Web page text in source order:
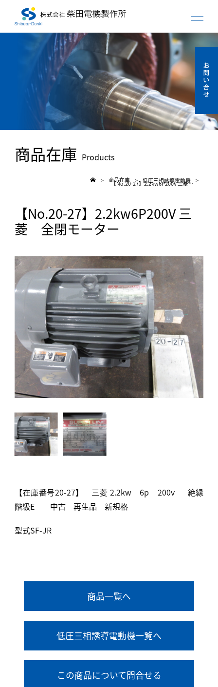
商品在庫 Products
> 商品在庫 > 低圧三相誘導電動機 >
【No.20-27】2.2kw6P200V 三菱 全閉モーター
【No.20-27】2.2kw6P200V 三
菱 全閉モーター
【在庫番号20-27】 三菱 2.2kw 6p 200v 絶縁
階級E 中古 再生品 新規格
型式SF-JR
商品一覧へ
低圧三相誘導電動機一覧へ
この商品について問合せる